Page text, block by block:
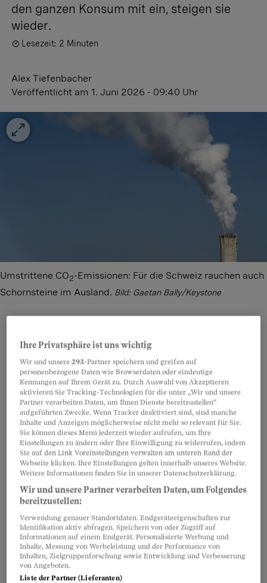
den ganzen Konsum mit ein, steigen sie
wieder.
Lesezeit: 2 Minuten
Alex Tiefenbacher
Veröffentlicht am 1. Juni 2026 - 09:40 Uhr
Umstrittene CO2-Emissionen: Für die Schweiz rauchen auch
Schornsteine im Ausland. Bild: Gaetan Bally/Keystone
Teilen Anhören Merken Kommentare
Artikel teilen
Laut den neusten Zahlen des Bundesamts für
Umwelt (Bafu)sanken die Schweizer
Treibhausgaseim Jahr 2024 von 40,67 auf
40,11 Millionen Tonnen. Keine grosse Reduktion,
aber immerhin. Allerdings erzählt diese Zahl
nur die halbe Wahrheit. Denn bei den rund 40
Millionen geht es erst um diejenigen
Emissionen, die Fabriken, Autos und Heizungen
auf Schweizer Boden verursachen.
Die Schornsteine rauchen jedoch auch dann,
wenn in China jemand unser Handy
Ihre Privatsphäre ist uns wichtig
Wir und unsere293-Partner speichern und greifen auf
personenbezogene Daten wie Browserdaten oder eindeutige
Kennungen auf Ihrem Gerät zu. Durch Auswahl von Akzeptieren
aktivieren Sie Tracking-Technologien für die unter „Wir und unsere
Partner verarbeiten Daten, um Ihnen Dienste bereitzustellen“
aufgeführten Zwecke. Wenn Tracker deaktiviert sind, sind manche
Inhalte und Anzeigen möglicherweise nicht mehr so relevant für Sie.
Sie können dieses Menü jederzeit wieder aufrufen, um Ihre
Einstellungen zu ändern oder Ihre Einwilligung zu widerrufen, indem
Sie auf den Link Voreinstellungen verwalten am unteren Rand der
Webseite klicken. Ihre Einstellungen gelten innerhalb unseres Website.
Weitere Informationen finden Sie in unserer Datenschutzerklärung.
Wir und unsere Partner verarbeiten Daten, um Folgendes
bereitzustellen:
Verwendung genauer Standortdaten. Endgeräteeigenschaften zur
Identifikation aktiv abfragen. Speichern von oder Zugriff auf
Informationen auf einem Endgerät. Personalisierte Werbung und
Inhalte, Messung von Werbeleistung und der Performance von
Inhalten, Zielgruppenforschung sowie Entwicklung und Verbesserung
von Angeboten.
Liste der Partner (Lieferanten)